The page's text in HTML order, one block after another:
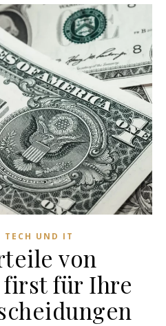
TECH UND IT
von
für Ihre